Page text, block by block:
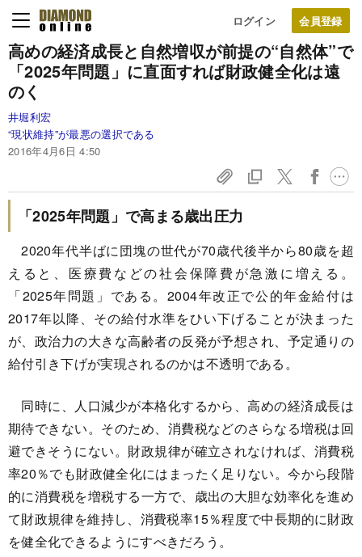
ログイン
高めの経済成長と自然増収が前提の“自然体”で
「2025年問題」に直面すれば財政健全化は遠
のく
井堀利宏
“現状維持”が最悪の選択である
2016年4月6日 4:50
「2025年問題」で高まる歳出圧力
2020年代半ばに団塊の世代が70歳代後半から80歳を超
えると、医療費などの社会保障費が急激に増える。
「2025年問題」である。2004年改正で公的年金給付は
2017年以降、その給付水準をひい下げることが決まった
が、政治力の大きな高齢者の反発が予想され、予定通りの
給付引き下げが実現されるのかは不透明である。
同時に、人口減少が本格化するから、高めの経済成長は
期待できない。そのため、消費税などのさらなる増税は回
避できそうにない。財政規律が確立されなければ、消費税
率20％でも財政健全化にはまったく足りない。今から段階
的に消費税を増税する一方で、歳出の大胆な効率化を進め
て財政規律を維持し、消費税率15％程度で中長期的に財政
を健全化できるようにすべきだろう。